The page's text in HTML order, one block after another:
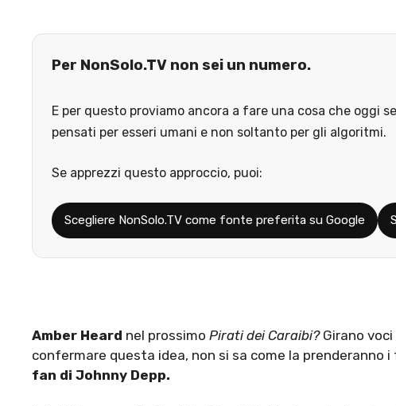
Per NonSolo.TV non sei un numero.
E per questo proviamo ancora a fare una cosa che oggi
pensati per esseri umani e non soltanto per gli algoritmi.
Se apprezzi questo approccio, puoi:
Scegliere NonSolo.TV come fonte preferita su Google
Amber Heard nel prossimo Pirati dei Caraibi?Girano voci
confermare questa idea, non si sa come la
fan di Johnny Depp.